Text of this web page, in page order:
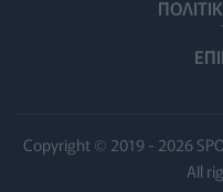
Νέο εμφύτευμα για
θεραπεία και
Φάρμακο για τη στυτική
αυξημένο κίνδυνο
05/08/2026 - 10:00
Copyright © 2019 - 2026
All